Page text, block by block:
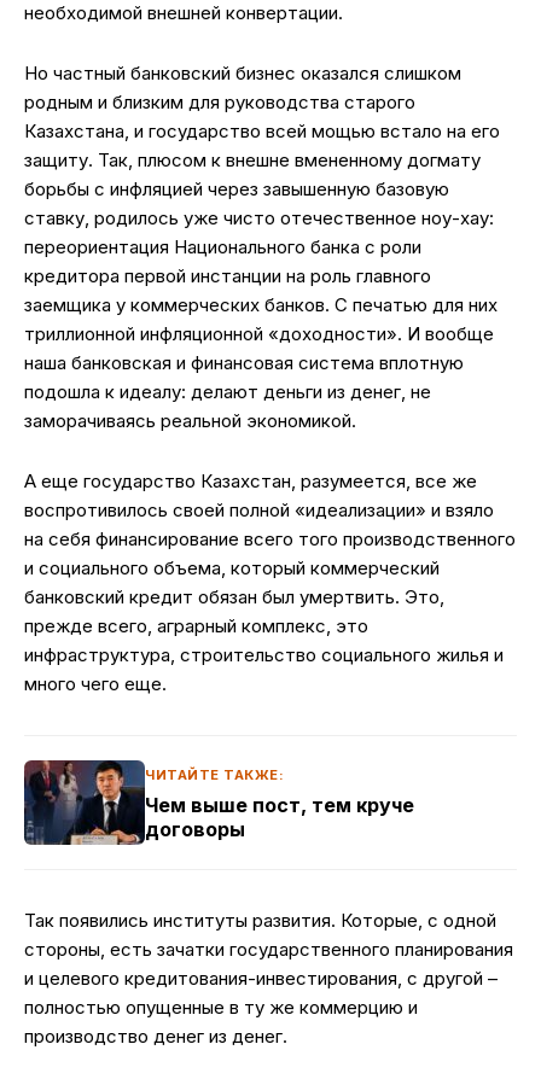
необходимой внешней конвертации.
Но частный банковский бизнес оказался слишком
родным и близким для руководства старого
Казахстана, и государство всей мощью встало на его
защиту. Так, плюсом к внешне вмененному догмату
борьбы с инфляцией через завышенную базовую
ставку, родилось уже чисто отечественное ноу-хау:
переориентация Национального банка с роли
кредитора первой инстанции на роль главного
заемщика у коммерческих банков. С печатью для них
триллионной инфляционной «доходности». И вообще
наша банковская и финансовая система вплотную
подошла к идеалу: делают деньги из денег, не
заморачиваясь реальной экономикой.
А еще государство Казахстан, разумеется, все же
воспротивилось своей полной «идеализации» и взяло
на себя финансирование всего того производственного
и социального объема, который коммерческий
банковский кредит обязан был умертвить. Это,
прежде всего, аграрный комплекс, это
инфраструктура, строительство социального жилья и
много чего еще.
ЧИТАЙТЕ ТАКЖЕ:
Чем выше пост, тем круче
договоры
Так появились институты развития. Которые, с одной
стороны, есть зачатки государственного планирования
и целевого кредитования-инвестирования, с другой –
полностью опущенные в ту же коммерцию и
производство денег из денег.